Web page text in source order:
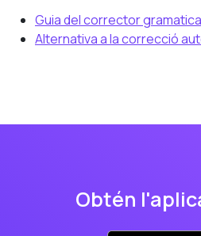
Guia del corrector
Alternativa a la correcció
Obtén